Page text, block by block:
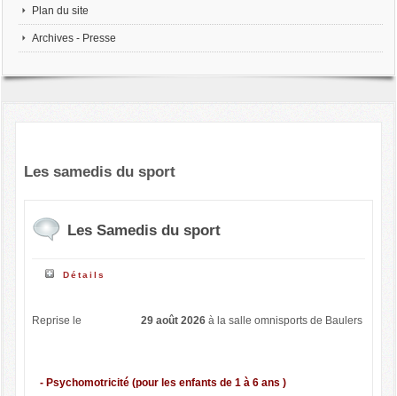
Plan du site
Archives - Presse
Les samedis du sport
Les Samedis du sport
Détails
Reprise le 29 août 2026à la salle omnisports de Baulers
- Psychomotricité (pour les enfants de 1 à 6 ans )